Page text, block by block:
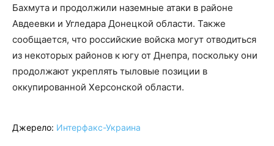
Бахмута и продолжили наземные атаки в районе
Авдеевки и Угледара Донецкой области. Также
сообщается, что российские войска могут отводиться
из некоторых районов к югу от Днепра, поскольку они
продолжают укреплять тыловые позиции в
оккупированной Херсонской области.
Джерело: Интерфакс-Украина